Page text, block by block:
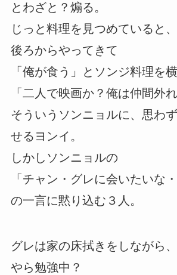
とわざと？煽る。
じっと料理を見つめていると
後ろからやってきて
「俺が食う」とソンジ料理を
「二人で映画か？俺は仲間外れ
そういうソンニョルに、思わ
せるヨンイ。
しかしソンニョルの
「チャン・グレに会いたいな
の一言に黙り込む３人。
グレは家の床拭きをしながら
やら勉強中？